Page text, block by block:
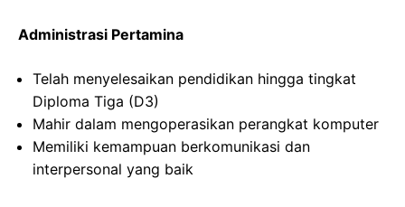
Administrasi Pertamina
Telah menyelesaikan pendidikan hingga tingkat
Diploma Tiga (D3)
Mahir dalam mengoperasikan perangkat komputer
Memiliki kemampuan berkomunikasi dan
interpersonal yang baik